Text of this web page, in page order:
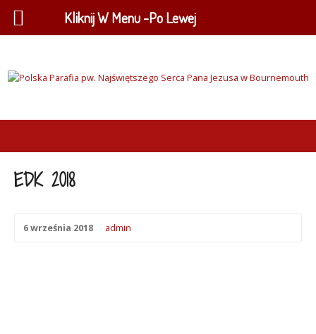
EDK 2018
6 września 2018 admin
Kliknij W Menu -Po Lewej